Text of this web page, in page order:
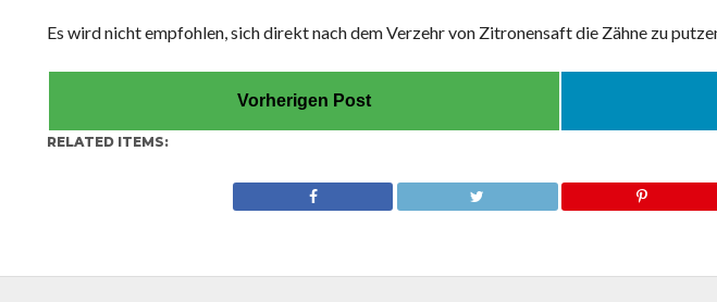
Es wird nicht empfohlen, sich direkt nach dem Verzehr von Zitronensaft die Zähne zu
Vorherigen Post
RELATED ITEMS: